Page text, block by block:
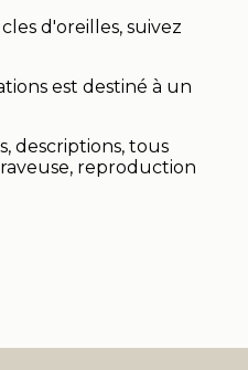
d'oreilles, suivez
est destiné à un
descriptions, tous
reproduction